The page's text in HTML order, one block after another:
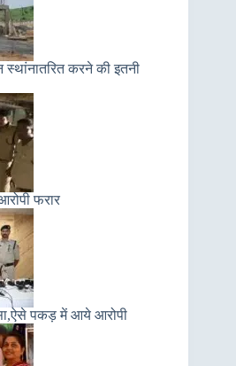
स्थांनातरित करने की इतनी
फरार
पकड़ में आये आरोपी